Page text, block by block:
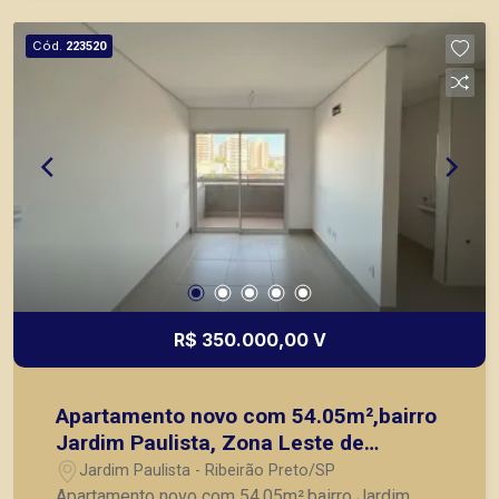
Cód. 223520
R$ 350.000,00 V
Apartamento novo com 54.05m²,bairro
Jardim Paulista, Zona Leste de
Ribeirão Preto/SP.
Jardim Paulista - Ribeirão Preto/SP